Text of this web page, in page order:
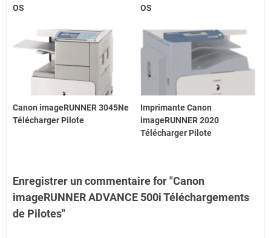
OS
OS
Canon imageRUNNER 3045Ne
Télécharger Pilote
Imprimante Canon
imageRUNNER 2020
Télécharger Pilote
Enregistrer un commentaire for "Canon
imageRUNNER ADVANCE 500i Téléchargements
de Pilotes"